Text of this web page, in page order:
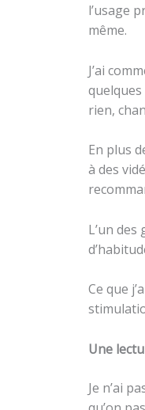
l’usage
même.
J’ai
rien,
En plus
à des
L’un
Ce que
Une
Je n’ai